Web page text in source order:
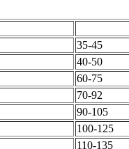
35-45
40-50
60-75
70-92
90-105
100-125
110-135